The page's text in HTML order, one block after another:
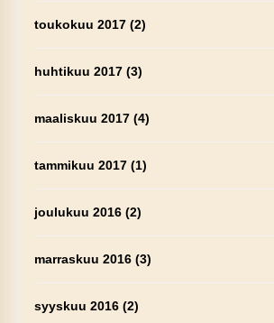
toukokuu 2017(2)
huhtikuu 2017(3)
maaliskuu 2017(4)
tammikuu 2017(1)
joulukuu 2016(2)
marraskuu 2016(3)
syyskuu 2016(2)